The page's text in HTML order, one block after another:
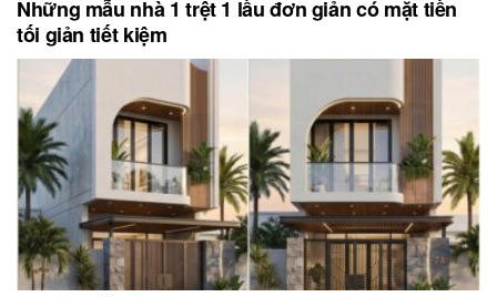
Những mẫu nhà 1 trệt 1 lầu đơn giản có mặt tiền
tối giản tiết kiệm